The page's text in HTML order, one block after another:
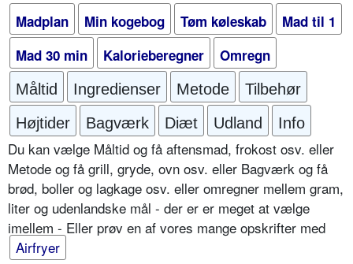
Madplan Min kogebog Tøm køleskab
Mad til 1
Mad 30 min
Kalorieberegner Omregn
Måltid Ingredienser Metode
Tilbehør
Højtider
Bagværk Diæt Udland Info
Du kan vælge Måltid og få aftensmad, frokost osv. eller
Metode og få grill, gryde, ovn osv. eller Bagværk og få
brød, boller og lagkage osv. eller omregner mellem gram,
liter og udenlandske mål - der er er meget at vælge
imellem - Eller prøv en af vores mange opskrifter med
Airfryer